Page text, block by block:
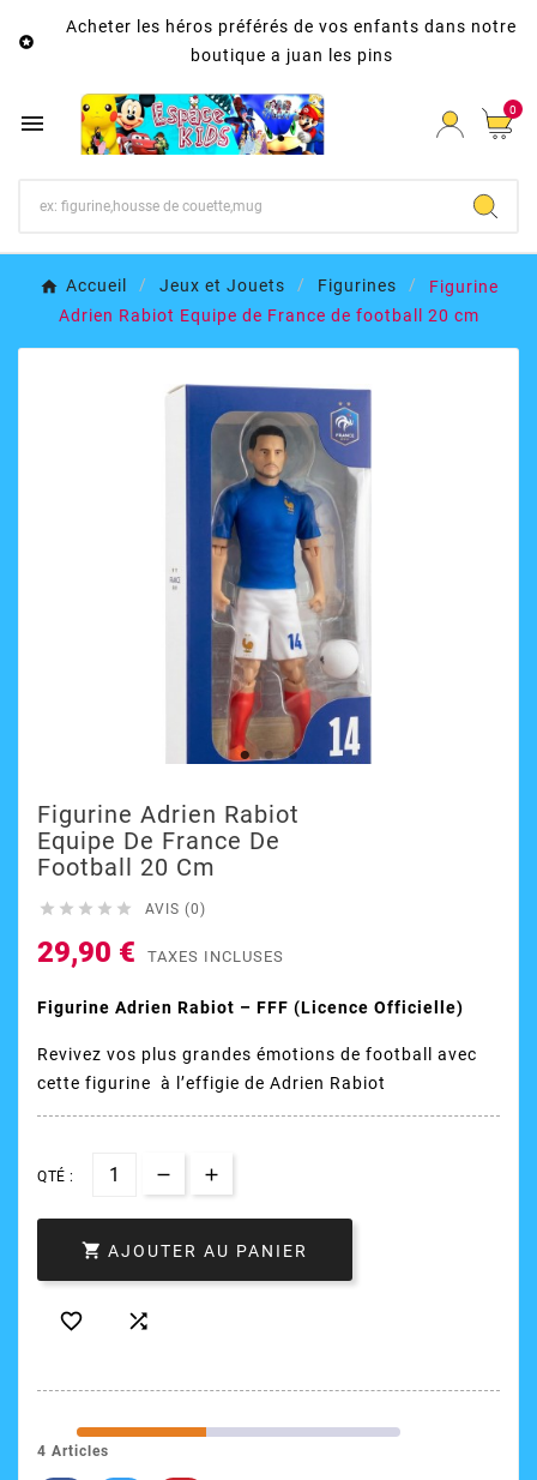

Acheter les héros préférés de vos enfants dans notre
boutique a juan les pins
 0
Accueil Jeux et Jouets Figurines
Figurine
Adrien Rabiot Equipe de France de football 20 cm
Figurine Adrien Rabiot
Equipe De France De
Football 20 Cm
     AVIS (0)
29,90 € TAXES INCLUSES
Figurine Adrien Rabiot – FFF (Licence Officielle)
Revivez vos plus grandes émotions de football avec
cette figurine à l’effigie de Adrien Rabiot
QTÉ :
 AJOUTER AU PANIER
 
4 Articles